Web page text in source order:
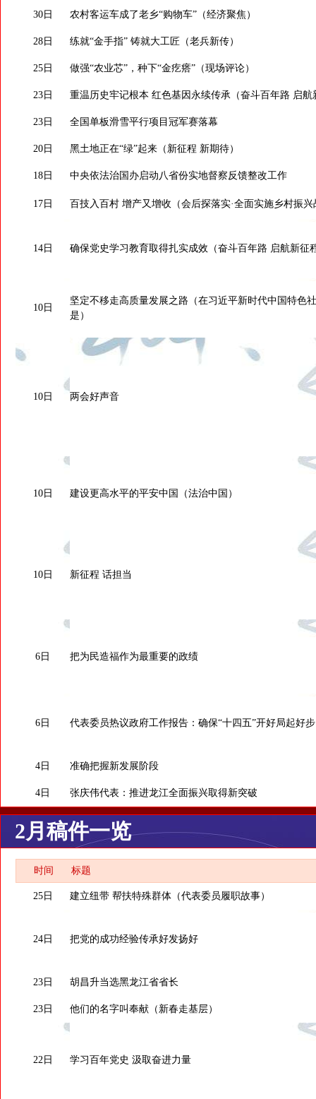
30日 农村客运车成了老乡“购物车”（经济聚焦）
28日 练就“金手指” 铸就大工匠（老兵新传）
25日 做强“农业芯”，种下“金疙瘩”（现场评论）
23日 重温历史牢记根本 红色基因永续传承（奋斗百年路 启
23日 全国单板滑雪平行项目冠军赛落幕
20日 黑土地正在“绿”起来（新征程 新期待）
18日 中央依法治国办启动八省份实地督察反馈整改工作
17日 百技入百村 增产又增收（会后探落实·全面实施乡村振兴
14日 确保党史学习教育取得扎实成效（奋斗百年路 启航新征
10日
坚定不移走高质量发展之路（在习近平新时代中国特
是）
10日 两会好声音
10日 建设更高水平的平安中国（法治中国）
10日 新征程 话担当
6日 把为民造福作为最重要的政绩
6日 代表委员热议政府工作报告：确保“十四五”开好局起好步
4日 准确把握新发展阶段
4日 张庆伟代表：推进龙江全面振兴取得新突破
2月稿件一览
时间 标题
25日 建立纽带 帮扶特殊群体（代表委员履职故事）
24日 把党的成功经验传承好发扬好
23日 胡昌升当选黑龙江省省长
23日 他们的名字叫奉献（新春走基层）
22日 学习百年党史 汲取奋进力量